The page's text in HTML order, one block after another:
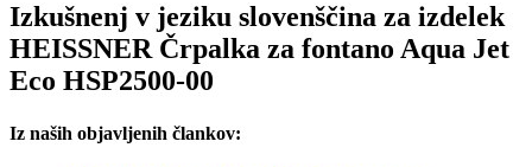
Izkušnenj v jeziku slovenščina za izdelek
HEISSNER Črpalka za fontano Aqua Jet
Eco HSP2500-00
Iz naših objavljenih člankov: